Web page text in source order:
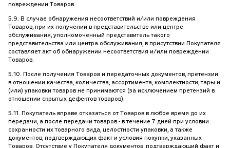
повреждении Товаров.
5.9. В случае обнаружения несоответствий и/или повреждения
Товаров, при их получении в представительстве или центре
обслуживания, уполномоченный представитель такого
представительства или центра обслуживания, в присутствии Покупателя
составляет акт об обнаружении несоответствия и/или повреждении
Товаров.
5.10. После получения Товаров и передаточных документов, претензии
в отношении качества, количества, ассортимента, комплектности, тары и
(или) упаковки товаров не принимаются (за исключением претензий в
отношении скрытых дефектов товаров).
5.11. Покупатель вправе отказаться от Товаров в любое время до их
передачи, а после передачи товаров - в течение 7 дней при условии
сохранности их товарного вида, целостности упаковки, а также
документов, подтверждающих факт и условия покупки, указанных
Товаров. Отсутствие у Покупателя документов, подтверждающий факт и